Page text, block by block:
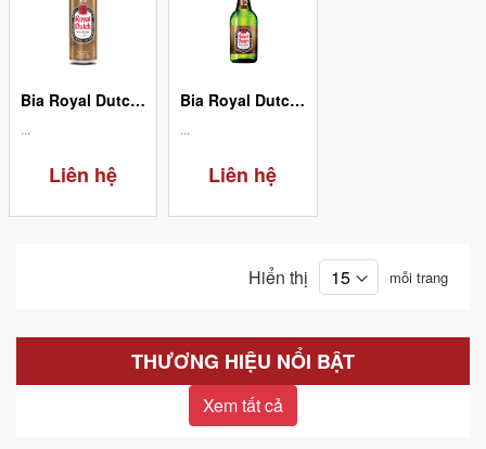
Bia Royal Dutch Gold Super Strong - Lon 12%/ 500ml
...
Liên hệ
Bia Royal Dutch Gold Super Strong - Chai 12%/ 250ml
...
Liên hệ
Hiển thị mỗi trang
THƯƠNG HIỆU NỔI BẬT
Xem tất cả